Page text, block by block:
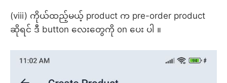
(viii) ကိုယ်ထည့်မယ့် product က pre-order product
ဆိုရင် ဒီ button လေးတွေကို on ပေး ပါ ။